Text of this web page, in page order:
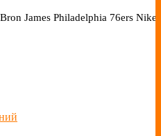
James Philadelphia 76ers Nike